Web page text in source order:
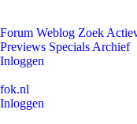
Forum Weblog Zoek
Previews Specials Archief
Inloggen
fok.nl
Inloggen